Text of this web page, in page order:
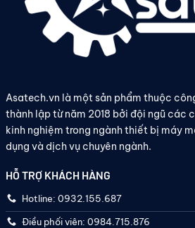
Asatech.vn là một sản phẩm thuộc
thành lập từ năm 2018 bởi đội ngũ các
kinh nghiệm trong ngành thiết bị máy
dụng và dịch vụ chuyên ngành.
HỖ TRỢ KHÁCH HÀNG
Hotline: 0932.155.687
Điều phối viên: 0984.715.876